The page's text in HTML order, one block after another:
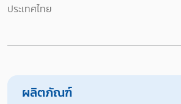
ประเทศไทย
ผลิตภัณฑ์